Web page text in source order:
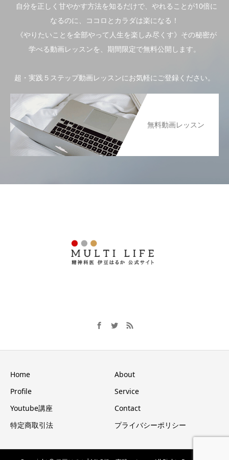
自分を正しく甘やかす方法を知るだけで、やれることが10倍に
なるのに、ココロとカラダは楽になる！
《やりたいことを全部やって人生を楽しみ尽くす》その秘密が
学べる動画レッスンを、期間限定で無料公開します。
超・実践５ステップ動画レッスンにお気軽にご登録ください。
無料動画レッスン
Home
About
Profile
Service
Youtube講座
Contact
特定商取引法
プライバシーポリシー